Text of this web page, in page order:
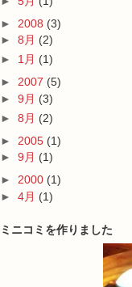
► 2008 (3)
► 8月 (2)
► 1月 (1)
► 2007 (5)
► 9月 (3)
► 8月 (2)
► 2005 (1)
► 9月 (1)
► 2000 (1)
► 4月 (1)
ミニコミを作りました